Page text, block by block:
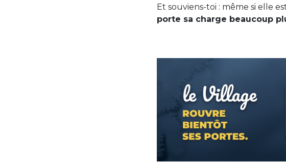
Et souviens-toi : même si elle
porte sa charge beaucoup